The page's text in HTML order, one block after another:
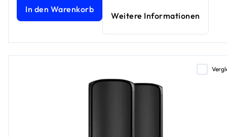
In den Warenkorb
Weitere Informationen